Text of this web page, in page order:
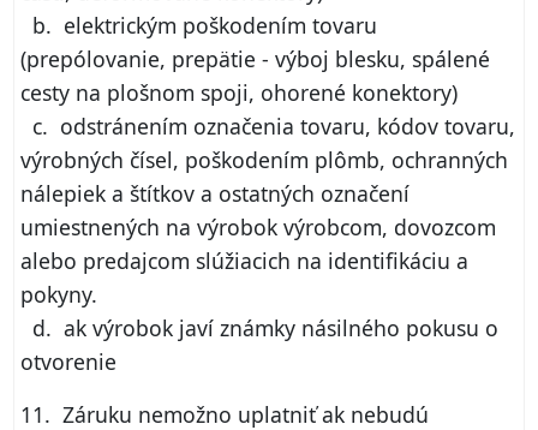
b. elektrickým poškodením tovaru
(prepólovanie, prepätie - výboj blesku, spálené
cesty na plošnom spoji, ohorené konektory)
c. odstránením označenia tovaru, kódov tovaru,
výrobných čísel, poškodením plômb, ochranných
nálepiek a štítkov a ostatných označení
umiestnených na výrobok výrobcom, dovozcom
alebo predajcom slúžiacich na identifikáciu a
pokyny.
d. ak výrobok javí známky násilného pokusu o
otvorenie
11. Záruku nemožno uplatniť ak nebudú